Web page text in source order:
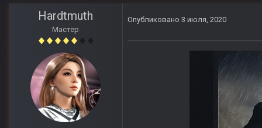
Hardtmuth
Мастер
Опубликовано 3 июля, 2020